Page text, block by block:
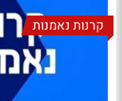
קרנות נאמנות